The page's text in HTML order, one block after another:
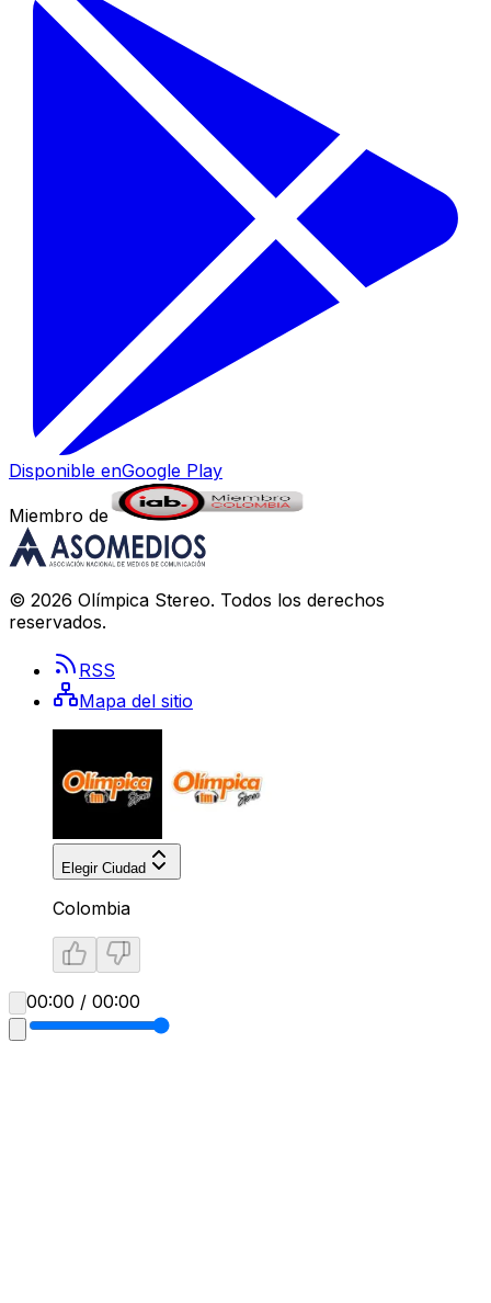
Disponible enGoogle Play
Miembro de
© 2026 Olímpica Stereo. Todos los derechos
reservados.
RSS
Mapa del sitio
Elegir Ciudad
Colombia
00:00 / 00:00